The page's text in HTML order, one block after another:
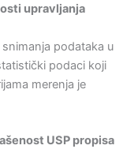
upravljanja
podataka u
podaci koji
merenja je
USP propisa